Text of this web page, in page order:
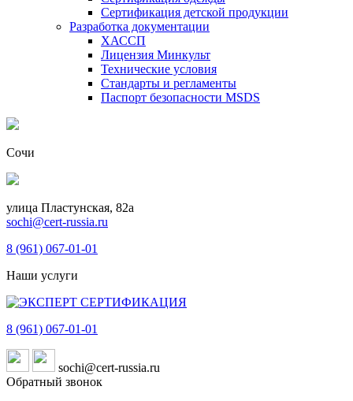
Сертификация детской продукции
Разработка документации
ХАССП
Лицензия Минкульт
Технические условия
Стандарты и регламенты
Паспорт безопасности MSDS
Сочи
улица Пластунская, 82а
sochi@cert-russia.ru
8 (961) 067-01-01
Наши услуги
8 (961) 067-01-01
sochi@cert-russia.ru
Обратный звонок